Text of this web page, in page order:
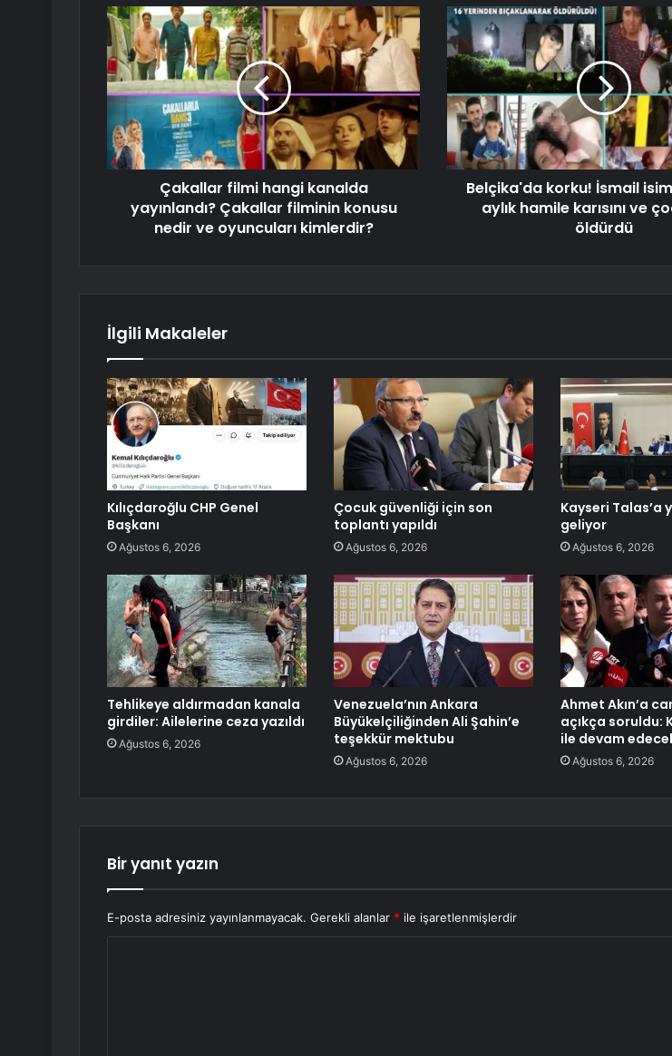
Çakallar filmi hangi kanalda
yayınlandı? Çakallar filminin konusu
nedir ve oyuncuları kimlerdir?
Belçika'da korku! İsmail
aylık hamile karısını ve
öldürdü
İlgili Makaleler
Kılıçdaroğlu CHP Genel
Başkanı
Ağustos 6, 2026
Çocuk güvenliği için son
toplantı yapıldı
Ağustos 6, 2026
Kayseri Talas’a
geliyor
Ağustos 6, 2026
Tehlikeye aldırmadan kanala
girdiler: Ailelerine ceza yazıldı
Ağustos 6, 2026
Venezuela’nın Ankara
Büyükelçiliğinden Ali Şahin’e
teşekkür mektubu
Ağustos 6, 2026
Ahmet Akın’a
açıkça soruldu:
ile devam
Ağustos 6, 2026
Bir yanıt yazın
E-posta adresiniz yayınlanmayacak. Gerekli alanlar * ile işaretlenmişlerdir